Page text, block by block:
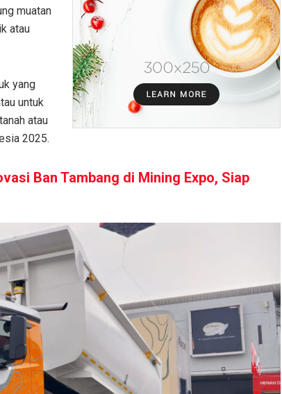
muatan
atau
yang
untuk
atau
2025.
Ban Tambang di Mining Expo, Siap